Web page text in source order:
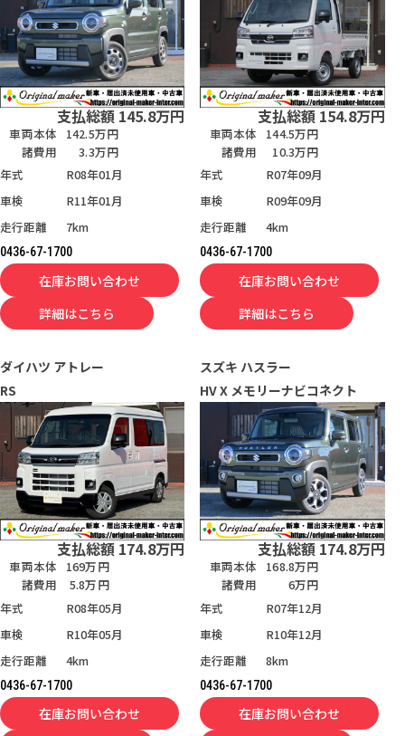
支払総額 145.8万円
車両本体
142.5万円
諸費用
3.3万円
年式
R08年01月
車検
R11年01月
走行距離
7km
0436-67-1700
在庫お問い合わせ
詳細はこちら
支払総額 154.8万円
車両本体
144.5万円
諸費用
10.3万円
年式
R07年09月
車検
R09年09月
走行距離
4km
0436-67-1700
在庫お問い合わせ
詳細はこちら
ダイハツ アトレー
RS
支払総額 174.8万円
車両本体
169万円
諸費用
5.8万円
年式
R08年05月
車検
R10年05月
走行距離
4km
0436-67-1700
在庫お問い合わせ
スズキ ハスラー
HV X メモリーナビコネクト
支払総額 174.8万円
車両本体
168.8万円
諸費用
6万円
年式
R07年12月
車検
R10年12月
走行距離
8km
0436-67-1700
在庫お問い合わせ